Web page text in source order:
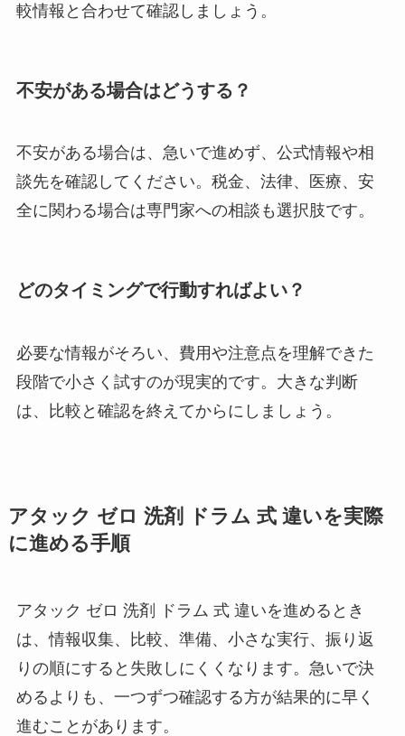
較情報と合わせて確認しましょう。
不安がある場合はどうする？
不安がある場合は、急いで進めず、公式情報や相
談先を確認してください。税金、法律、医療、安
全に関わる場合は専門家への相談も選択肢です。
どのタイミングで行動すればよい？
必要な情報がそろい、費用や注意点を理解できた
段階で小さく試すのが現実的です。大きな判断
は、比較と確認を終えてからにしましょう。
アタック ゼロ 洗剤 ドラム 式 違いを実際
に進める手順
アタック ゼロ 洗剤 ドラム 式 違いを進めるとき
は、情報収集、比較、準備、小さな実行、振り返
りの順にすると失敗しにくくなります。急いで決
めるよりも、一つずつ確認する方が結果的に早く
進むことがあります。